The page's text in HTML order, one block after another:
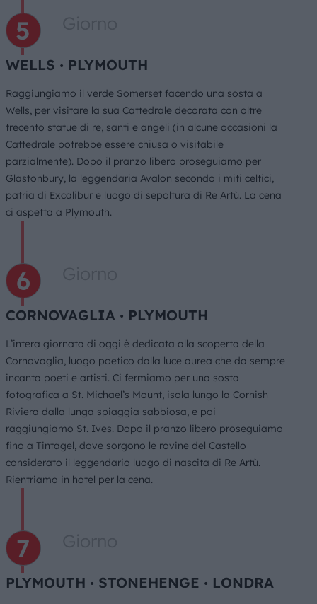
WELLS ∙ PLYMOUTH
Raggiungiamo il verde Somerset facendo una sosta a
Wells, per visitare la sua Cattedrale decorata con oltre
trecento statue di re, santi e angeli (in alcune occasioni la
Cattedrale potrebbe essere chiusa o visitabile
parzialmente). Dopo il pranzo libero proseguiamo per
Glastonbury, la leggendaria Avalon secondo i miti celtici,
patria di Excalibur e luogo di sepoltura di Re Artù. La cena
ci aspetta a Plymouth.
CORNOVAGLIA ∙ PLYMOUTH
L’intera giornata di oggi è dedicata alla scoperta della
Cornovaglia, luogo poetico dalla luce aurea che da sempre
incanta poeti e artisti. Ci fermiamo per una sosta
fotografica a St. Michael’s Mount, isola lungo la Cornish
Riviera dalla lunga spiaggia sabbiosa, e poi
raggiungiamo St. Ives. Dopo il pranzo libero proseguiamo
fino a Tintagel, dove sorgono le rovine del Castello
considerato il leggendario luogo di nascita di Re Artù.
Rientriamo in hotel per la cena.
PLYMOUTH ∙ STONEHENGE ∙ LONDRA